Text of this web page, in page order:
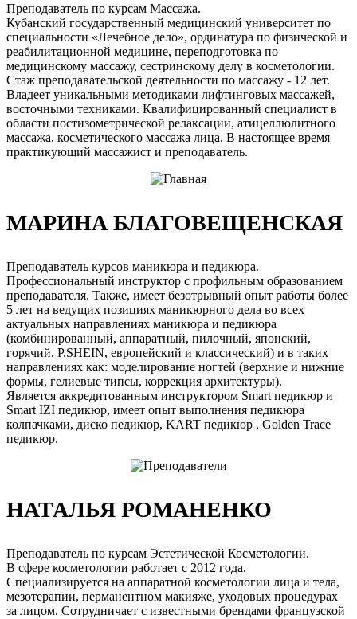
Преподаватель по курсам Массажа.
Кубанский государственный медицинский университет по
специальности «Лечебное дело», ординатура по физической и
реабилитационной медицине, переподготовка по
медицинскому массажу, сестринскому делу в косметологии.
Стаж преподавательской деятельности по массажу - 12 лет.
Владеет уникальными методиками лифтинговых массажей,
восточными техниками. Квалифицированный специалист в
области постизометрической релаксации, атицеллюлитного
массажа, косметического массажа лица. В настоящее время
практикующий массажист и преподаватель.
МАРИНА БЛАГОВЕЩЕНСКАЯ
Преподаватель курсов маникюра и педикюра.
Профессиональный инструктор с профильным образованием
преподавателя. Также, имеет безотрывный опыт работы более
5 лет на ведущих позициях маникюрного дела во всех
актуальных направлениях маникюра и педикюра
(комбинированный, аппаратный, пилочный, японский,
горячий, P.SHEIN, европейский и классический) и в таких
направлениях как: моделирование ногтей (верхние и нижние
формы, гелиевые типсы, коррекция архитектуры).
Является аккредитованным инструктором Smart педикюр и
Smart IZI педикюр, имеет опыт выполнения педикюра
колпачками, диско педикюр, KART педикюр , Golden Trace
педикюр.
НАТАЛЬЯ РОМАНЕНКО
Преподаватель по курсам Эстетической Косметологии.
В сфере косметологии работает с 2012 года.
Специализируется на аппаратной косметологии лица и тела,
мезотерапии, перманентном макияже, уходовых процедурах
за лицом. Сотрудничает с известными брендами французской